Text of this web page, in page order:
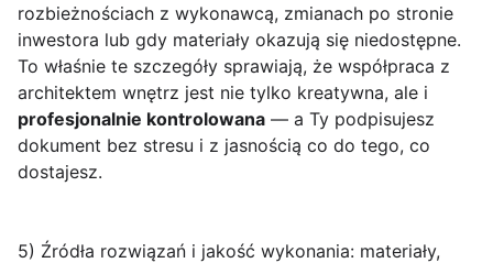
rozbieżnościach z wykonawcą, zmianach po stronie
inwestora lub gdy materiały okazują się niedostępne.
To właśnie te szczegóły sprawiają, że współpraca z
architektem wnętrz jest nie tylko kreatywna, ale i
profesjonalnie kontrolowana — a Ty podpisujesz
dokument bez stresu i z jasnością co do tego, co
dostajesz.
5) Źródła rozwiązań i jakość wykonania: materiały,